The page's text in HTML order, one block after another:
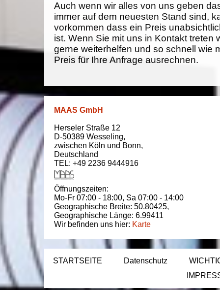
Auch wenn wir alles von uns geben
immer auf dem neuesten Stand sind,
vorkommen dass ein Preis
ist. Wenn Sie mit uns in Kontakt treten
gerne weiterhelfen und so schnell wie
Preis für Ihre Anfrage ausrechnen.
MAAS GmbH
Herseler Straße 12
D-50389 Wesseling,
zwischen Köln und Bonn,
Deutschland
TEL: +49 2236 9444916
Öffnungszeiten:
Mo-Fr 07:00 - 18:00, Sa 07:00 - 14:00
Geographische Breite: 50.80425,
Geographische Länge: 6.99411
Wir befinden uns hier: Karte
STARTSEITE Datenschutz